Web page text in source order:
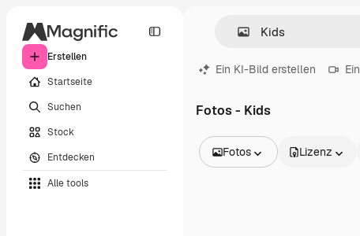
Erstellen
Startseite
Suchen
Stock
Entdecken
Alle tools
Ein KI-Bild erstellen
Fotos - Kids
Fotos Lizenz